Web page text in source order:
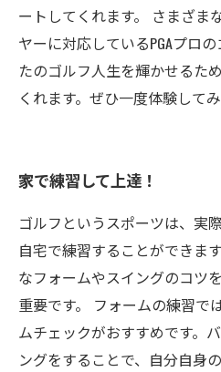
ートしてくれます。 さまざま
ヤーに対応しているPGAプロ
たのゴルフ人生を輝かせるた
くれます。ぜひ一度体験して
家で練習して上達！
ゴルフというスポーツは、実
自宅で練習することができま
なフォームやスイングのコツ
重要です。 フォームの練習で
ムチェックがおすすめです。
ングをすることで、自分自身